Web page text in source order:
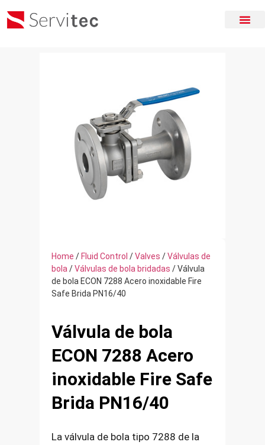
Home /Fluid Control /Valves /Válvulas de
bola /Válvulas de bola bridadas / Válvula
de bola ECON 7288 Acero inoxidable Fire
Safe Brida PN16/40
Válvula de bola
ECON 7288 Acero
inoxidable Fire Safe
Brida PN16/40
La válvula de bola tipo 7288 de la